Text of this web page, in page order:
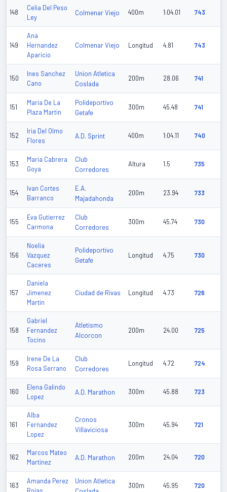
148
Celia Del Peso
Ley
Colmenar Viejo 400m 1:04.01 743
149
Ana
Hernandez
Aparicio
Colmenar Viejo Longitud 4.81 743
150
Ines Sanchez
Cano
Union Atletica
Coslada
200m 28.06 741
151
Maria De La
Plaza Martin
Polideportivo
Getafe
300m 45.48 741
152
Iria Del Olmo
Flores
A.D. Sprint 400m 1:04.11 740
153
Maria Cabrera
Goya
Club
Corredores
Altura 1.5 735
154
Ivan Cortes
Barranco
E.A.
Majadahonda
200m 23.94 733
155
Eva Gutierrez
Carmona
Club
Corredores
300m 45.74 730
156
Noelia
Vazquez
Caceres
Polideportivo
Getafe
Longitud 4.75 730
157
Daniela
Jimenez
Martin
Ciudad de Rivas Longitud 4.73 726
158
Gabriel
Fernandez
Tocino
Atletismo
Alcorcon
200m 24.00 725
159
Irene De La
Rosa Serrano
Club
Corredores
Longitud 4.72 724
160
Elena Galindo
Lopez
A.D. Marathon 300m 45.88 723
161
Alba
Fernandez
Lopez
Cronos
Villaviciosa
300m 45.94 721
162
Marcos Mateo
Martinez
A.D. Marathon 200m 24.04 720
163
Amanda Perez
Union Atletica
300m 45.95 720